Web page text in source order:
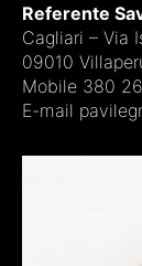
Referente
Cagliari – Via
09010
Mobile 380
E-mail